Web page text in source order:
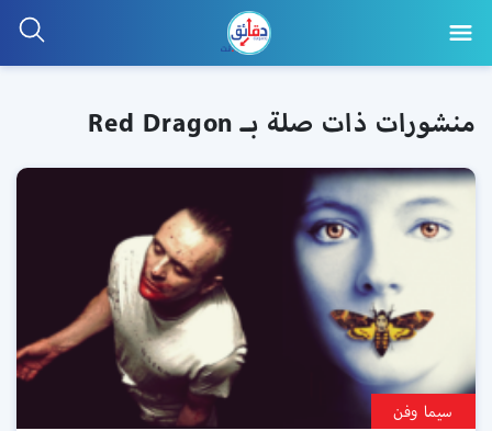
منشورات ذات صلة بـ Red Dragon
سيما وفن